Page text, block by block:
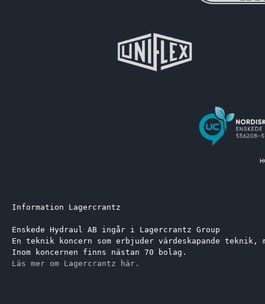
Information Lagercrantz
Enskede Hydraul AB ingår i Lagercrantz Group
En teknik koncern som erbjuder värdeskapande
Inom koncernen finns nästan 70 bolag.
Läs mer om Lagercrantz här.